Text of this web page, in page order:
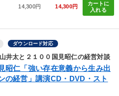
14,300円 14,300円
カートに
入れる
ダウンロード対応
井太と２１００国見昭仁の経営対談
昭仁「強い存在意義から生み出
の経営」講演CD・DVD・スト